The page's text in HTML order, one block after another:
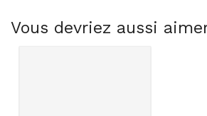
Vous devriez aussi